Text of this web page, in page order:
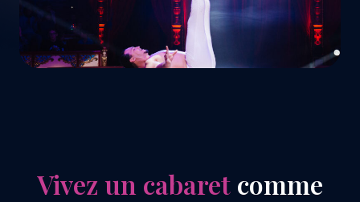
Vivez un cabaret comme